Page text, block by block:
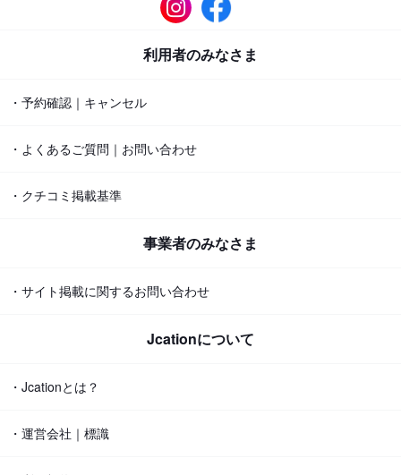
利用者のみなさま
・予約確認｜キャンセル
・よくあるご質問｜お問い合わせ
・クチコミ掲載基準
事業者のみなさま
・サイト掲載に関するお問い合わせ
Jcationについて
・Jcationとは？
・運営会社｜標識